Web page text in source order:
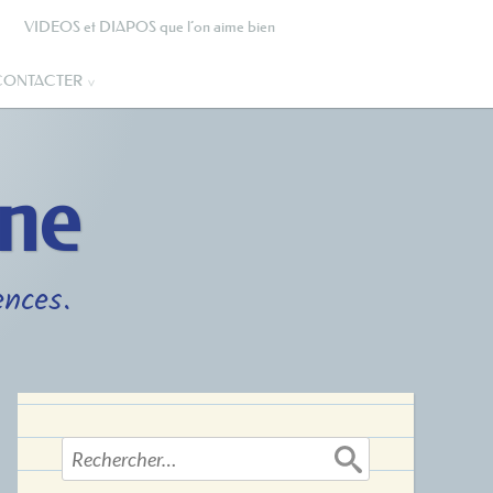
VIDEOS et DIAPOS que l’on aime bien
Rechercher :